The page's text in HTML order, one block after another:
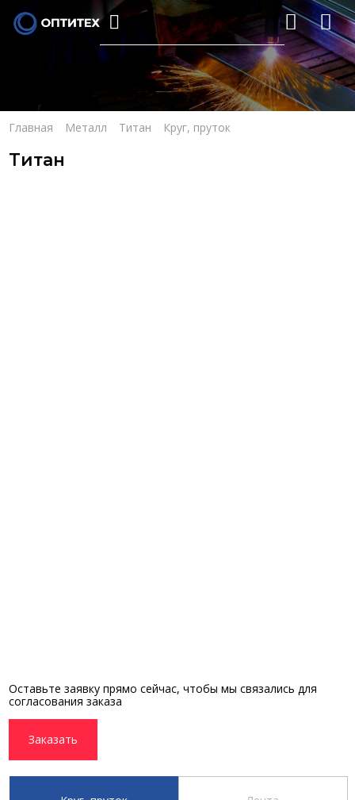
Главная Металл Титан Круг, пруток
Титан
Оставьте заявку прямо сейчас, чтобы мы связались для
согласования заказа
Заказать